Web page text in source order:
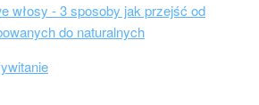
włosy - 3 sposoby jak przejść od
do naturalnych